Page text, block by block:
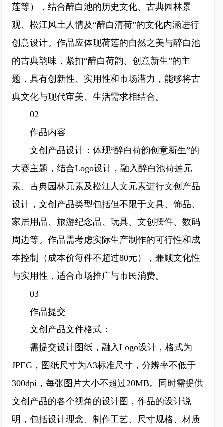
莲等），结合醉白池的历史文化、古典园林景
观、松江风土人情及“醉白清荷”的文化内涵进行
创意设计。作品应体现荷莲的自然之美与醉白池
的古典韵味，紧扣“醉白荷韵、创意新生”的主
题，具有创新性、实用性和市场潜力，能够将古
典文化与现代审美、生活需求相结合。
02
作品内容
文创产品设计：体现“醉白荷韵创意新生”的
大赛主题，结合Logo设计，融入醉白池荷莲元
素、古典园林元素及松江人文元素进行文创产品
设计，文创产品类型包括但不限于文具、饰品、
家居用品、旅游纪念品、玩具、文创摆件、数码
周边等。作品需考虑实际生产制作的可行性和成
本控制（成本价每件不超过80元），兼顾文化性
与实用性，适合市场推广与市民消费。
03
作品提交
文创产品文件格式：
需提交设计图纸，融入Logo设计，格式为
JPEG，图纸尺寸为A3标准尺寸，分辨率不低于
300dpi，每张图片大小不超过20MB。同时需提供
文创产品的各个视角的设计图，作品的设计说
明，包括设计理念、制作工艺、尺寸规格、材质